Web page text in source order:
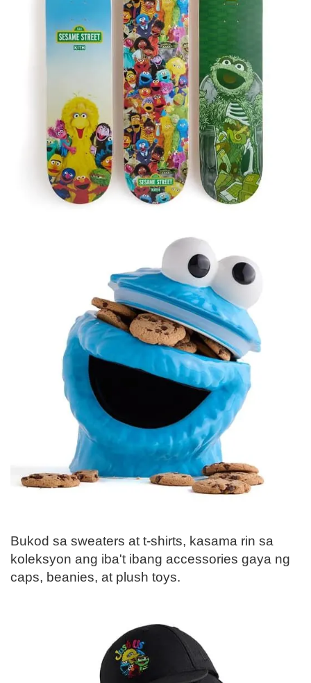
Bukod sa sweaters at t-shirts, kasama rin sa
koleksyon ang iba't ibang accessories gaya ng
caps, beanies, at plush toys.